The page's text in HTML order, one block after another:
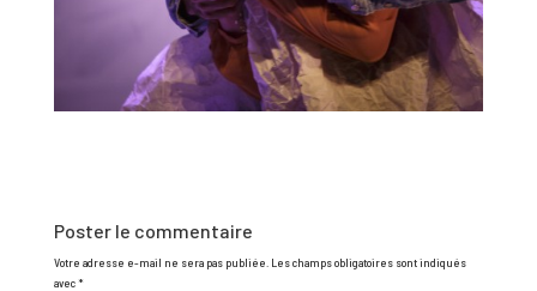
Poster le commentaire
Votre adresse e-mail ne sera pas publiée. Les champs obligatoires sont indiqués
avec*